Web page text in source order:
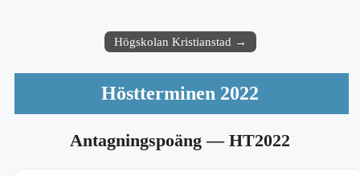
Högskolan Kristianstad →
Höstterminen 2022
Antagningspoäng— HT2022